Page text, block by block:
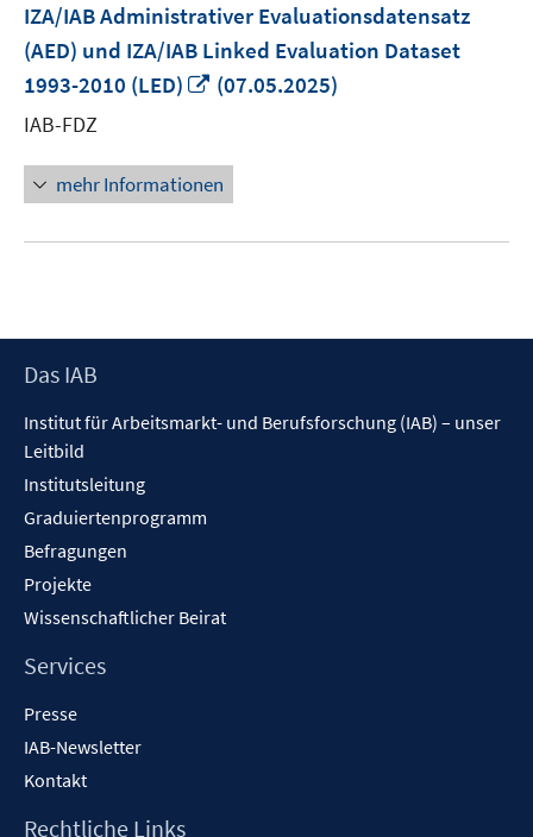
IZA/IAB Administrativer Evaluationsdatensatz
(AED) und IZA/IAB Linked Evaluation Dataset
1993-2010 (LED)
In
öffnen
(07.05.2025)
IAB-FDZ
mehr Informationen
Footer
Das IAB
Institut für Arbeitsmarkt- und Berufsforschung (IAB) – unser
Leitbild
Institutsleitung
Graduiertenprogramm
Befragungen
Projekte
Wissenschaftlicher Beirat
Services
Presse
IAB-Newsletter
Kontakt
Rechtliche Links